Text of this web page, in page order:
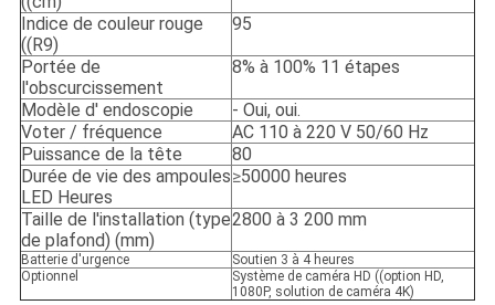
Indice de couleur rouge
((R9)
95
Portée de
l'obscurcissement
8% à 100% 11 étapes
Modèle d' endoscopie
- Oui, oui.
Voter / fréquence
AC 110 à 220 V 50/60 Hz
Puissance de la tête
80
Durée de vie des ampoules
LED Heures
≥50000 heures
Taille de l'installation (type
de plafond) (mm)
2800 à 3 200 mm
Batterie d'urgence
Soutien 3 à 4 heures
Optionnel
Système de caméra HD ((option HD,
1080P, solution de caméra 4K)